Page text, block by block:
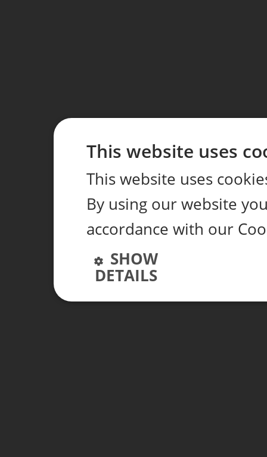
This website uses
This website uses
By using our website
accordance with our
SHOW
DETAILS